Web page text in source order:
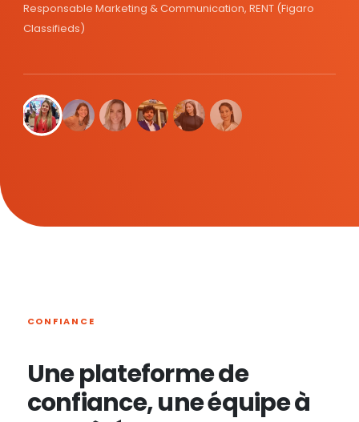
Responsable Marketing & Communication, RENT (Figaro
Classifieds)
CONFIANCE
Une plateforme de
confiance, une équipe à